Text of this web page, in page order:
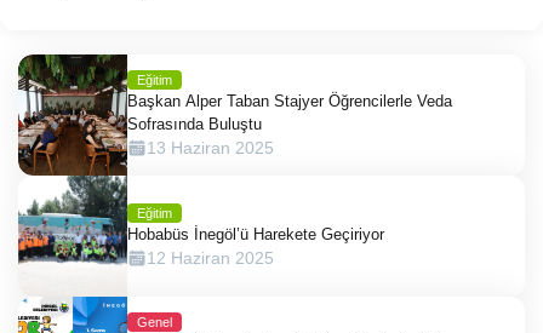
Eğitim
Başkan Alper Taban Stajyer Öğrencilerle Veda
Sofrasında Buluştu
13 Haziran 2025
Eğitim
Hobabüs İnegöl’ü Harekete Geçiriyor
12 Haziran 2025
Genel